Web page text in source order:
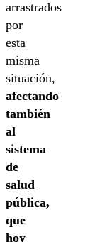
arrastrados
por
esta
misma
situación,
afectando
también
al
sistema
de
salud
pública,
que
hoy